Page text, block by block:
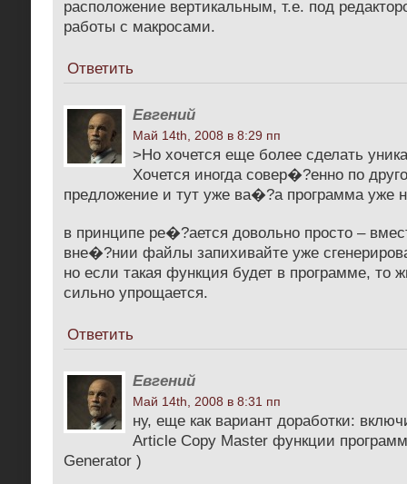
расположение вертикальным, т.е. под
работы с макросами.
Ответить
Евгений
Май 14th, 2008 в 8:29 пп
>Но хочется еще более сделать
Хочется иногда совер�?енно по
предложение и тут уже ва�?а программа уже
в принципе ре�?ается довольно просто –
вне�?нии файлы запихивайте уже
но если такая функция будет в программе, то
сильно упрощается.
Ответить
Евгений
Май 14th, 2008 в 8:31 пп
ну, еще как вариант доработки:
Article Copy Master функции
Generator )